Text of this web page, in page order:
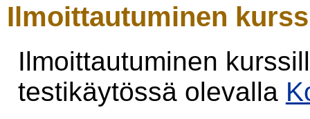
Ilmoittautuminen
Ilmoittautuminen
testikäytössä olevalla